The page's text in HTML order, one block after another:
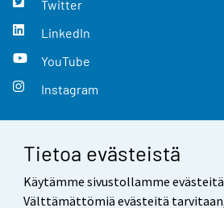
Tietoa evästeistä
Käytämme sivustollamme
Välttämättömiä evästeitä
Twitter
LinkedIn
YouTube
Instagram
Yhteystiedot
Palaute